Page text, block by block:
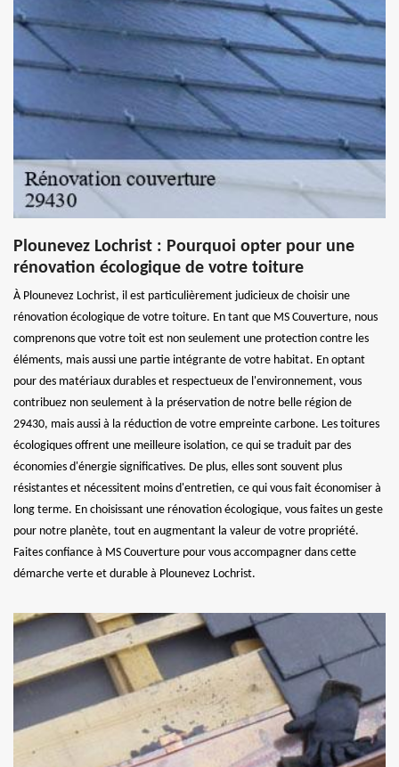
Plounevez Lochrist : Pourquoi opter pour une
rénovation écologique de votre toiture
À Plounevez Lochrist, il est particulièrement judicieux de choisir une
rénovation écologique de votre toiture. En tant que MS Couverture, nous
comprenons que votre toit est non seulement une protection contre les
éléments, mais aussi une partie intégrante de votre habitat. En optant
pour des matériaux durables et respectueux de l'environnement, vous
contribuez non seulement à la préservation de notre belle région de
29430, mais aussi à la réduction de votre empreinte carbone. Les toitures
écologiques offrent une meilleure isolation, ce qui se traduit par des
économies d'énergie significatives. De plus, elles sont souvent plus
résistantes et nécessitent moins d'entretien, ce qui vous fait économiser à
long terme. En choisissant une rénovation écologique, vous faites un geste
pour notre planète, tout en augmentant la valeur de votre propriété.
Faites confiance à MS Couverture pour vous accompagner dans cette
démarche verte et durable à Plounevez Lochrist.